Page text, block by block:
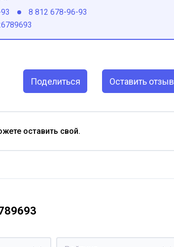
8 812 678-96-93
Поделиться Оставить отзыв
оставить свой.